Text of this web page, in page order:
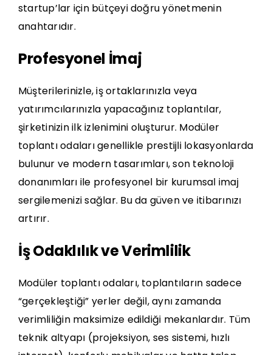
startup’lar için bütçeyi doğru yönetmenin
anahtarıdır.
Profesyonel İmaj
Müşterilerinizle, iş ortaklarınızla veya
yatırımcılarınızla yapacağınız toplantılar,
şirketinizin ilk izlenimini oluşturur. Modüler
toplantı odaları genellikle prestijli lokasyonlarda
bulunur ve modern tasarımları, son teknoloji
donanımları ile profesyonel bir kurumsal imaj
sergilemenizi sağlar. Bu da güven ve itibarınızı
artırır.
İş Odaklılık ve Verimlilik
Modüler toplantı odaları, toplantıların sadece
“gerçekleştiği” yerler değil, aynı zamanda
verimliliğin maksimize edildiği mekanlardır. Tüm
teknik altyapı (projeksiyon, ses sistemi, hızlı